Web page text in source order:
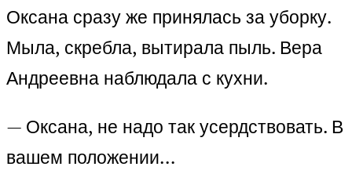
Оксана сразу же принялась за уборку.
Мыла, скребла, вытирала пыль. Вера
Андреевна наблюдала с кухни.
— Оксана, не надо так усердствовать. В
вашем положении…